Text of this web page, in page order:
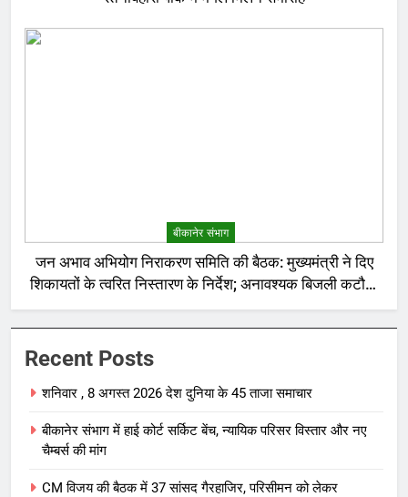
बीकानेर संभाग
जन अभाव अभियोग निराकरण समिति की बैठक: मुख्यमंत्री ने दिए
शिकायतों के त्वरित निस्तारण के निर्देश; अनावश्यक बिजली कटौती
पर सख्त रुख
Recent Posts
शनिवार , 8 अगस्त 2026 देश दुनिया के 45 ताजा समाचार
बीकानेर संभाग में हाई कोर्ट सर्किट बेंच, न्यायिक परिसर विस्तार और नए
चैम्बर्स की मांग
CM विजय की बैठक में 37 सांसद गैरहाजिर, परिसीमन को लेकर